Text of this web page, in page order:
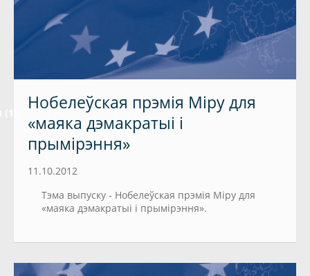
Нобелеўская прэмія Міру для
«маяка дэмакратыі і
прымірэння»
11.10.2012
Тэма выпуску - Нобелеўская прэмія Міру для
«маяка дэмакратыі і прымірэння».